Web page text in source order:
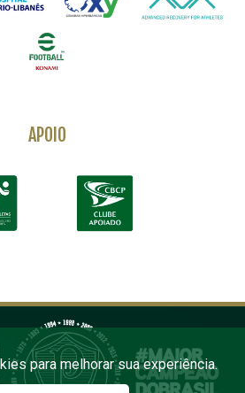
APOIO
para melhorar sua experiência.